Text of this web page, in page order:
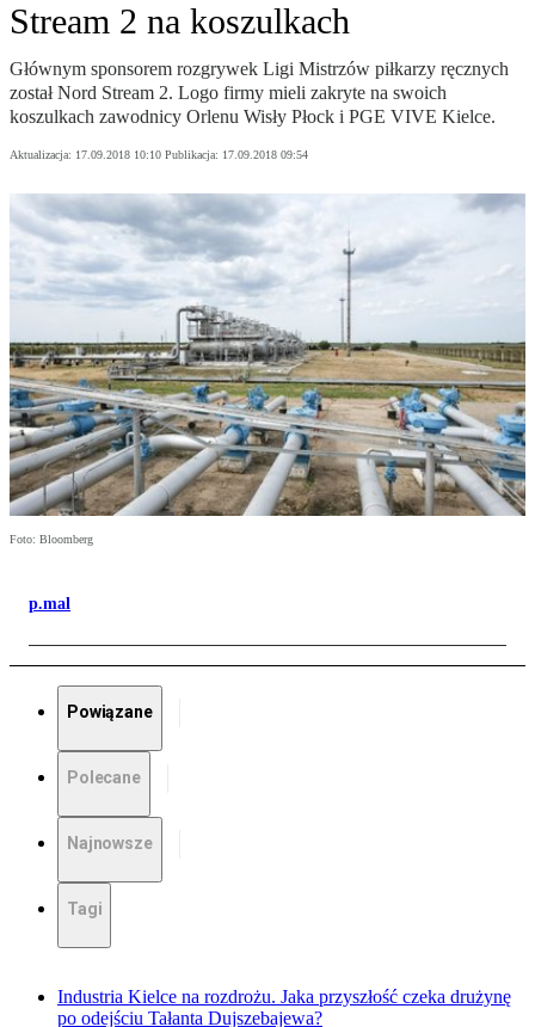
Stream 2 na koszulkach
Głównym sponsorem rozgrywek Ligi Mistrzów piłkarzy ręcznych
został Nord Stream 2. Logo firmy mieli zakryte na swoich
koszulkach zawodnicy Orlenu Wisły Płock i PGE VIVE Kielce.
Aktualizacja: 17.09.2018 10:10 Publikacja: 17.09.2018 09:54
Foto: Bloomberg
p.mal
Powiązane
Polecane
Najnowsze
Tagi
Industria Kielce na rozdrożu. Jaka przyszłość czeka drużynę
po odejściu Tałanta Dujszebajewa?